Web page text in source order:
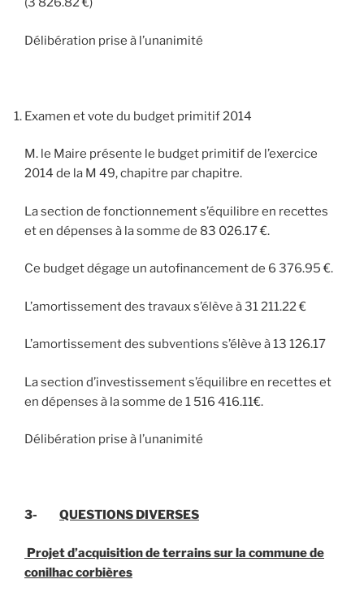
Délibération prise à l’unanimité
Examen et vote du budget primitif 2014
M. le Maire présente le budget primitif de l’exercice
2014 de la M 49, chapitre par chapitre.
La section de fonctionnement s’équilibre en recettes
et en dépenses à la somme de 83 026.17 €.
Ce budget dégage un autofinancement de 6 376.95 €.
L’amortissement des travaux s’élève à 31 211.22 €
L’amortissement des subventions s’élève à 13 126.17
La section d’investissement s’équilibre en recettes et
en dépenses à la somme de 1 516 416.11€.
Délibération prise à l’unanimité
3- QUESTIONS DIVERSES
Projet d’acquisition de terrains sur la commune de
conilhac corbières